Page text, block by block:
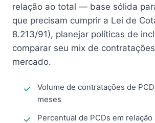
relação ao total — base sólida
que precisam cumprir a Lei de
8.213/91), planejar políticas de
comparar seu mix de
mercado.
Volume de contratações de
meses
Percentual de PCDs em relação